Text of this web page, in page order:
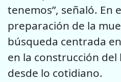
tenemos”, señaló. En
preparación de la
búsqueda centrada
en la construcción
desde lo cotidiano.